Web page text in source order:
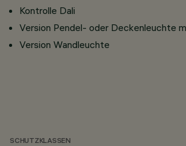
Kontrolle Dali
Version Pendel- oder Deckenleuchte
Version Wandleuchte
SCHUTZKLASSEN